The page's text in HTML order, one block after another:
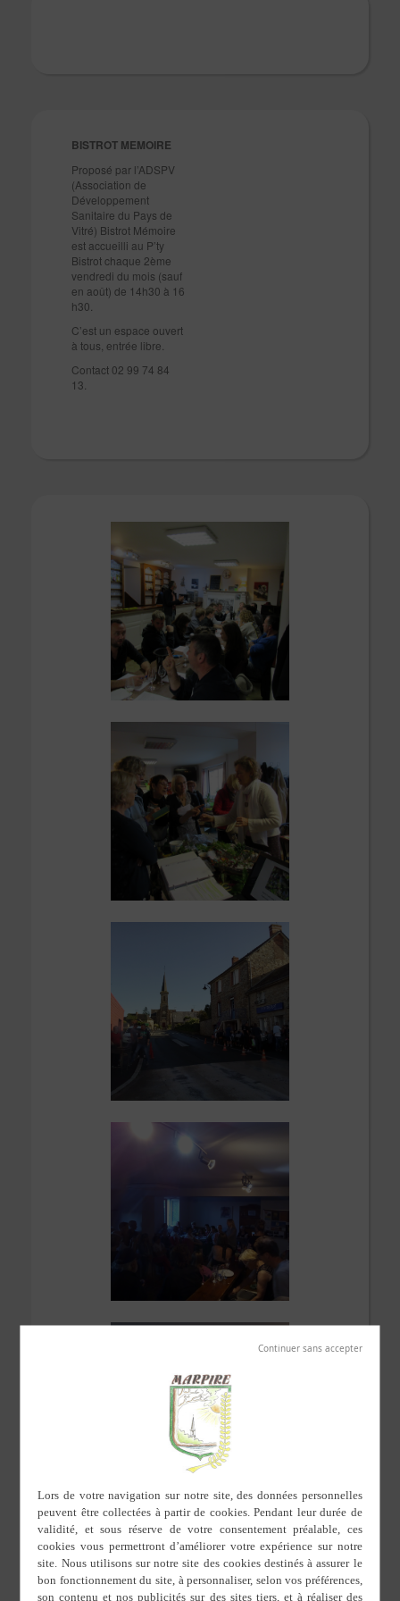
BISTROT MEMOIRE
Proposé par l’ADSPV
(Association de
Développement
Sanitaire du Pays de
Vitré) Bistrot Mémoire
est accueilli au P’ty
Bistrot chaque 2ème
vendredi du mois (sauf
en août) de 14h30 à 16
h30.
C’est un espace ouvert
à tous, entrée libre.
Contact 02 99 74 84
13.